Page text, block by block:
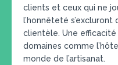
clients et ceux qui ne
l’honnêteté
clientèle. Une
domaines comme
monde de l’artisanat.